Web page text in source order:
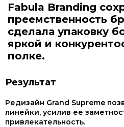
Fabula Branding
преемственность
сделала упаковку
яркой и
полке.
Результат
Редизайн Grand Supreme
линейки, усилив ее
привлекательность.